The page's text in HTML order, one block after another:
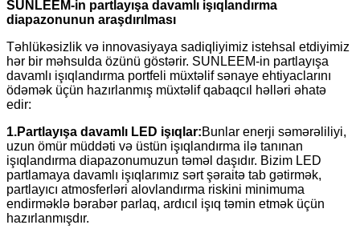
SUNLEEM-in partlayışa davamlı işıqlandırma
diapazonunun araşdırılması
Təhlükəsizlik və innovasiyaya sadiqliyimiz istehsal etdiyimiz
hər bir məhsulda özünü göstərir. SUNLEEM-in partlayışa
davamlı işıqlandırma portfeli müxtəlif sənaye ehtiyaclarını
ödəmək üçün hazırlanmış müxtəlif qabaqcıl həlləri əhatə
edir:
1.Partlayışa davamlı LED işıqlar:Bunlar enerji səmərəliliyi,
uzun ömür müddəti və üstün işıqlandırma ilə tanınan
işıqlandırma diapazonumuzun təməl daşıdır. Bizim LED
partlamaya davamlı işıqlarımız sərt şəraitə tab gətirmək,
partlayıcı atmosferləri alovlandırma riskini minimuma
endirməklə bərabər parlaq, ardıcıl işıq təmin etmək üçün
hazırlanmışdır.